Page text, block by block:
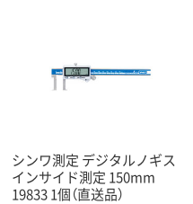
シンワ測定 デジタルノギス
インサイド測定 150mm
19833 1個（直送品）